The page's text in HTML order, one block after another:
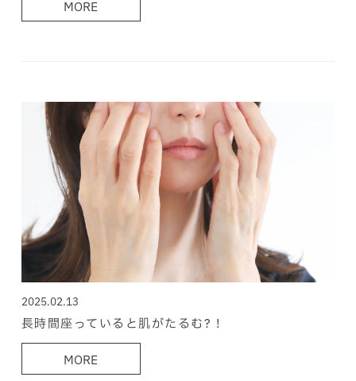
MORE
2025.02.13
長時間座っていると肌がたるむ? !
MORE